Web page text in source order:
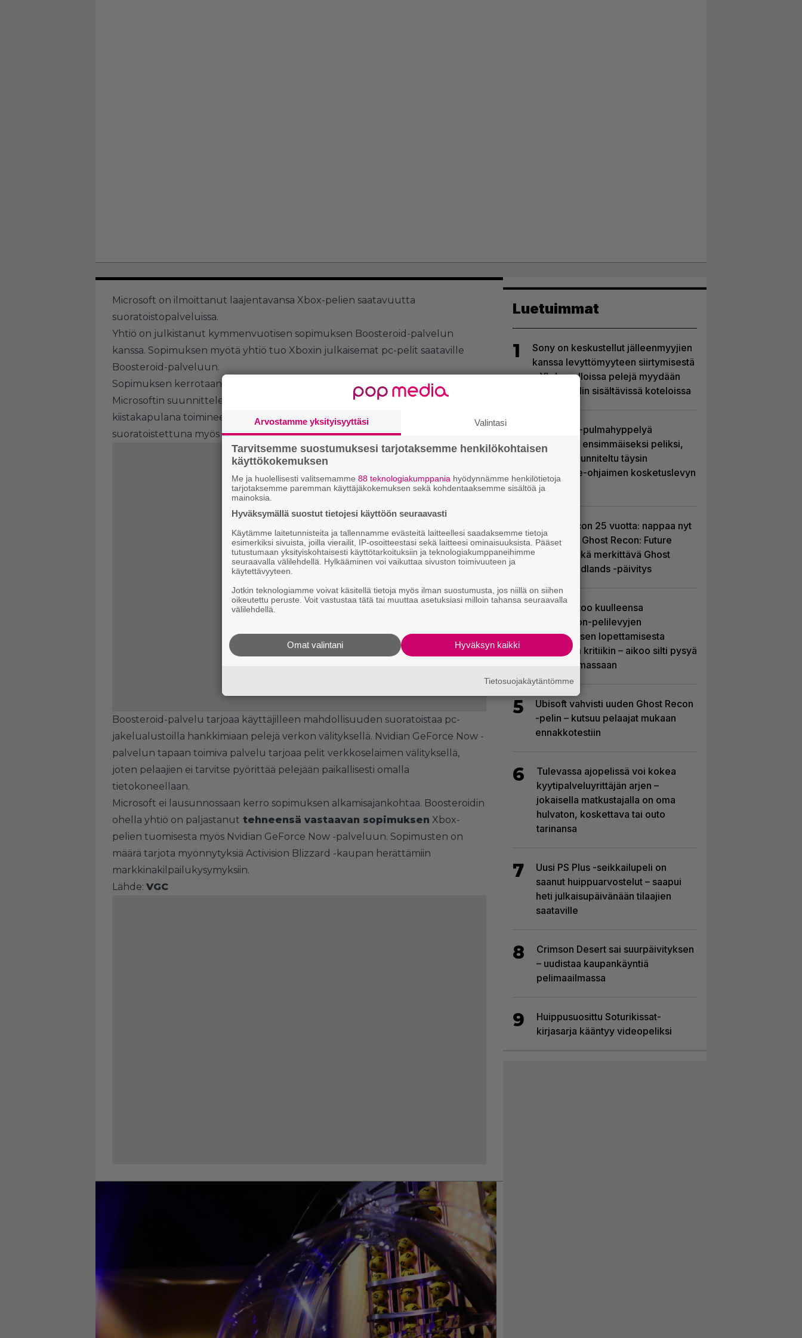
Microsoft on ilmoittanut laajentavansa Xbox-pelien saatavuutta
suoratoistopalveluissa.
Yhtiö on julkistanut kymmenvuotisen sopimuksen Boosteroid-palvelun
kanssa. Sopimuksen myötä yhtiö tuo Xboxin julkaisemat pc-pelit saataville
Boosteroid-palveluun.
Sopimuksen kerrotaan kattavan myös Activision Blizzard -pelit, mikäli
Microsoftin suunnittelema yrityskauppa menee läpi. Näin ollen esimerkiksi
kiistakapulana toimineen
Call of Duty-pelisarjan pelit olisivat pelattavissa
suoratoistettuna myös Boosteroidin kautta.
Boosteroid-palvelu tarjoaa käyttäjilleen mahdollisuuden suoratoistaa pc-
jakelualustoilla hankkimiaan pelejä verkon välityksellä. Nvidian GeForce Now -
palvelun tapaan toimiva palvelu tarjoaa pelit verkkoselaimen välityksellä,
joten pelaajien ei tarvitse pyörittää pelejään paikallisesti omalla
tietokoneellaan.
Microsoft ei lausunnossaan kerro sopimuksen alkamisajankohtaa. Boosteroidin
ohella yhtiö on paljastanut tehneensä vastaavan sopimuksen Xbox-
pelien tuomisesta myös Nvidian GeForce Now -palveluun. Sopimusten on
määrä tarjota myönnytyksiä Activision Blizzard -kaupan herättämiin
markkinakilpailukysymyksiin.
Lähde: VGC
Luetuimmat
1
Sony on keskustellut jälleenmyyjien
kanssa levyttömyyteen siirtymisestä
– Yhdysvalloissa pelejä myydään
latauskoodin sisältävissä koteloissa
Uutta PS5-pulmahyppelyä
kuvaillaan ensimmäiseksi peliksi,
joka on suunniteltu täysin
DualSense-ohjaimen kosketuslevyn
ympärille
3
Ghost Recon 25 vuotta: nappaa nyt
ilmaiseksi Ghost Recon: Future
Soldier sekä merkittävä Ghost
Recon Wildlands -päivitys
Sony kertoo kuulleensa
PlayStation-pelilevyjen
valmistuksen lopettamisesta
nousseen kritiikin – aikoo silti pysyä
suunnitelmassaan
5
Ubisoft vahvisti uuden Ghost Recon
-pelin – kutsuu pelaajat mukaan
ennakkotestiin
6
Tulevassa ajopelissä voi kokea
kyytipalveluyrittäjän arjen –
jokaisella matkustajalla on oma
hulvaton, koskettava tai outo
tarinansa
7
Uusi PS Plus -seikkailupeli on
saanut huippuarvostelut – saapui
heti julkaisupäivänään tilaajien
saataville
8
Crimson Desert sai suurpäivityksen
– uudistaa kaupankäyntiä
pelimaailmassa
9
Huippusuosittu Soturikissat-
kirjasarja kääntyy videopeliksi
Arvostamme yksityisyyttäsi Valintasi
Tarvitsemme suostumuksesi tarjotaksemme henkilökohtaisen
käyttökokemuksen
Me ja huolellisesti valitsemamme 88 teknologiakumppania hyödynnämme henkilötietoja
tarjotaksemme paremman käyttäjäkokemuksen sekä kohdentaaksemme sisältöä ja
mainoksia.
Hyväksymällä suostut tietojesi käyttöön seuraavasti
Käytämme laitetunnisteita ja tallennamme evästeitä laitteellesi saadaksemme tietoja
esimerkiksi sivuista, joilla vierailit, IP-osoitteestasi sekä laitteesi ominaisuuksista. Pääset
tutustumaan yksityiskohtaisesti käyttötarkoituksiin ja teknologiakumppaneihimme
seuraavalla välilehdellä. Hylkääminen voi vaikuttaa sivuston toimivuuteen ja
käytettävyyteen.
Jotkin teknologiamme voivat käsitellä tietoja myös ilman suostumusta, jos niillä on siihen
oikeutettu peruste. Voit vastustaa tätä tai muuttaa asetuksiasi milloin tahansa seuraavalla
välilehdellä.
Hyväksyn kaikki
Omat valintani
Tietosuojakäytäntömme